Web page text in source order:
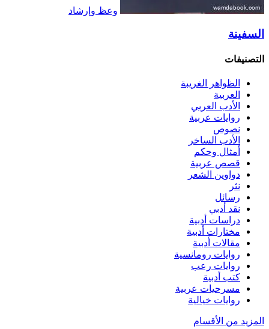
وعظ وإرشاد
السفينة
التصنيفات
الظواهر الغريبة‏
العربية
الأدب العربي
روايات عربية
نصوص
الأدب الساخر
أمثال وحكم
قصص عربية
دواوين الشعر
نثر
رسائل
نقد أدبي
دراسات أدبية
مختارات أدبية
مقالات أدبية
روايات رومانسية
روايات رعب
كتب أدبية
مسرحيات عربية
روايات خيالية
المزيد من الأقسام